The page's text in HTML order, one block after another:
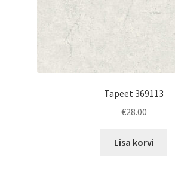
Tapeet 369113
€28.00
Lisa korvi